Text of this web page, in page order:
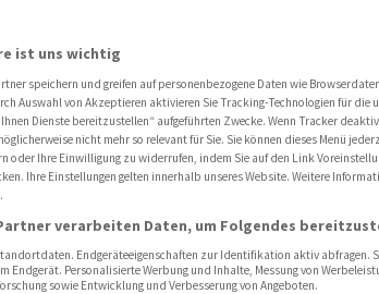
verleihen
ist uns wichtig
speichern und greifen auf personenbezogene Daten wie
Auswahl von Akzeptieren aktivieren Sie Tracking-Technologien für die
Dienste bereitzustellen“ aufgeführten Zwecke. Wenn Tracker
nicht mehr so relevant für Sie. Sie können dieses Menü
oder Ihre Einwilligung zu widerrufen, indem Sie auf den Link
Ihre Einstellungen gelten innerhalb unseres Website. Weitere
verarbeiten Daten, um Folgendes
Endgeräteeigenschaften zur Identifikation aktiv abfragen.
Endgerät. Personalisierte Werbung und Inhalte, Messung von
sowie Entwicklung und Verbesserung von Angeboten.